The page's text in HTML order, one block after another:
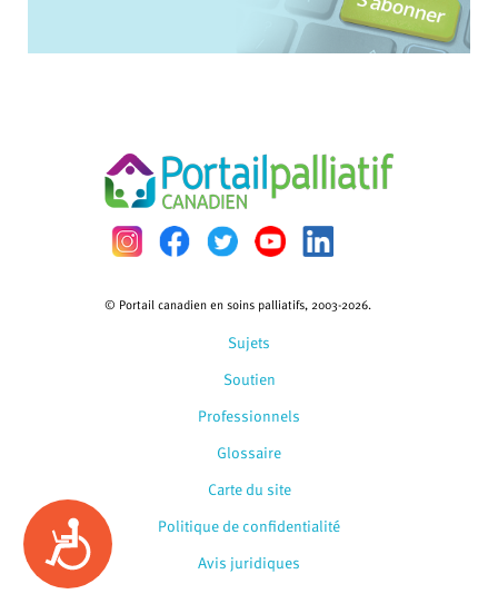
Accessibility
Sujets
Soutien
Professionnels
Glossaire
© Portail canadien en soins palliatifs, 2003-2026.
Carte du site
Politique de confidentialité
Avis juridiques